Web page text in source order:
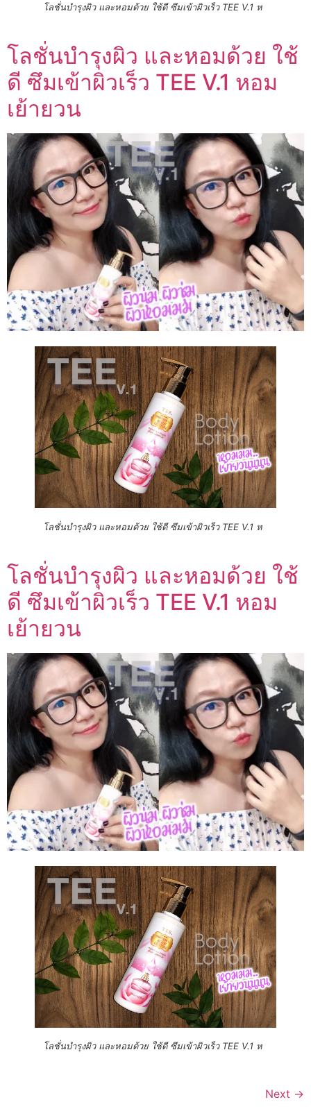
โลชั่นบำรุงผิว และหอมด้วย ใช้ดี ซึมเข้าผิวเร็ว TEE V.1 ห
โลชั่นบำรุงผิว และหอมด้วย ใช้
ดี ซึมเข้าผิวเร็ว TEE V.1 หอม
เย้ายวน
โลชั่นบำรุงผิว และหอมด้วย ใช้ดี ซึมเข้าผิวเร็ว TEE V.1 ห
โลชั่นบำรุงผิว และหอมด้วย ใช้
ดี ซึมเข้าผิวเร็ว TEE V.1 หอม
เย้ายวน
โลชั่นบำรุงผิว และหอมด้วย ใช้ดี ซึมเข้าผิวเร็ว TEE V.1 ห
Next →